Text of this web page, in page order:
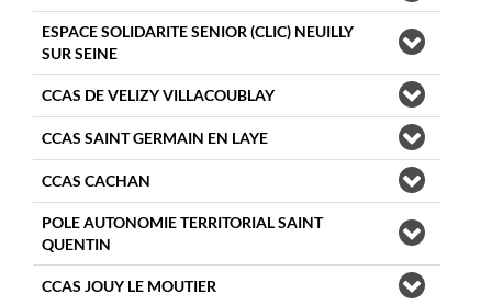
ESPACE SOLIDARITE SENIOR (CLIC) NEUILLY
SUR SEINE
CCAS DE VELIZY VILLACOUBLAY
CCAS SAINT GERMAIN EN LAYE
CCAS CACHAN
POLE AUTONOMIE TERRITORIAL SAINT
QUENTIN
CCAS JOUY LE MOUTIER